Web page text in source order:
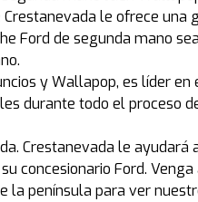
le ofrece
Ford de segunda mano
y Wallapop, es líder
durante todo el proceso
Crestanevada le
concesionario Ford.
la península para ver